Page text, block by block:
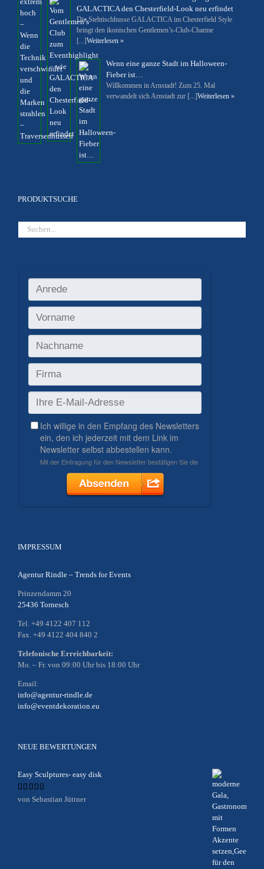
GALACTICA den Chesterfield-Look neu erfindet
Die Stehtischhusse GALACTICA im Chesterfield Style
bringt den ikonischen Gentlemen’s-Club-Charme
[...]Weiterlesen »
Wenn eine ganze Stadt im Halloween-
Fieber ist…
Willkommen in Arnstadt! Zum 25. Mal
verwandelt sich Arnstadt zur [...]Weiterlesen »
PRODUKTSUCHE
IMPRESSUM
Agentur Rindle – Trends for Events
Prinzendamm 20
25436 Tornesch
Tel. +49 4122 407 112
Fax. +49 4122 404 840 2
Telefonische Erreichbarkeit:
Mo. – Fr. von 09:00 Uhr bis 18:00 Uhr
Email:
info@agentur-rindle.de
info@eventdekoration.eu
NEUE BEWERTUNGEN
Easy Sculptures- easy disk
Bewertet
von Sebastian Jüttner